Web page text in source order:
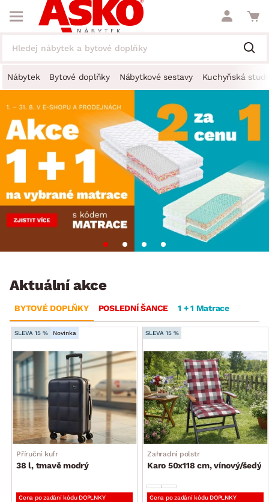
Nábytek Bytové doplňky Nábytkové sestavy Kuchyňská
Aktuální akce
BYTOVÉ DOPLŇKY POSLEDNÍ ŠANCE 1 + 1 Matrace
SLEVA 15 % Novinka
Příruční kufr
38 l, tmavě modrý
Cena po zadání kódu DOPLNKY
SLEVA 15 %
Zahradní polstr
Karo 50x118 cm, vínový/šedý
Cena po zadání kódu DOPLNKY